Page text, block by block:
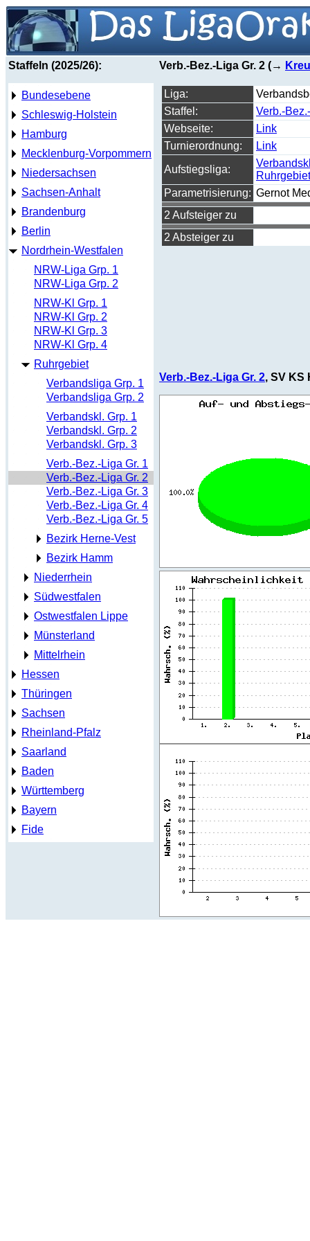
Staffeln (2025/26):
Bundesebene
Schleswig-Holstein
Hamburg
Mecklenburg-Vorpommern
Niedersachsen
Sachsen-Anhalt
Brandenburg
Berlin
Nordrhein-Westfalen
NRW-Liga Grp. 1
NRW-Liga Grp. 2
NRW-Kl Grp. 1
NRW-Kl Grp. 2
NRW-Kl Grp. 3
NRW-Kl Grp. 4
Ruhrgebiet
Verbandsliga Grp. 1
Verbandsliga Grp. 2
Verbandskl. Grp. 1
Verbandskl. Grp. 2
Verbandskl. Grp. 3
Verb.-Bez.-Liga Gr. 1
Verb.-Bez.-Liga Gr. 2
Verb.-Bez.-Liga Gr. 3
Verb.-Bez.-Liga Gr. 4
Verb.-Bez.-Liga Gr. 5
Bezirk Herne-Vest
Bezirk Hamm
Niederrhein
Südwestfalen
Ostwestfalen Lippe
Münsterland
Mittelrhein
Hessen
Thüringen
Sachsen
Rheinland-Pfalz
Saarland
Baden
Württemberg
Bayern
Fide
Verb.-Bez.-Liga Gr. 2 (→
Liga:
Staffel:
Verb.-
Webseite:
Link
Turnierordnung:
Link
Aufstiegsliga:
Ruhrgebiet
Parametrisierung: Gernot
2 Aufsteiger zu
2 Absteiger zu
Verb.-Bez.-Liga Gr. 2, SV KS